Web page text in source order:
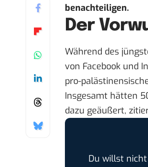
benachteiligen.
Der
Während des
von Facebook und
pro-
Insgesamt hätten
dazu geäußert,
Du willst nicht